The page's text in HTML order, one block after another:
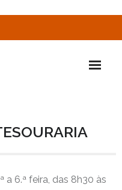
6.ª feira, das 8h30 às